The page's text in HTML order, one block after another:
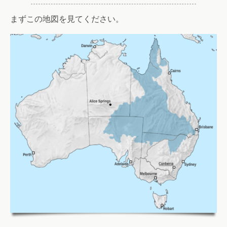
まずこの地図を見てください。